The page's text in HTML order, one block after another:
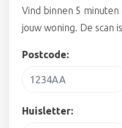
Vind binnen 5
jouw woning. De scan
Postcode:
Huisletter: